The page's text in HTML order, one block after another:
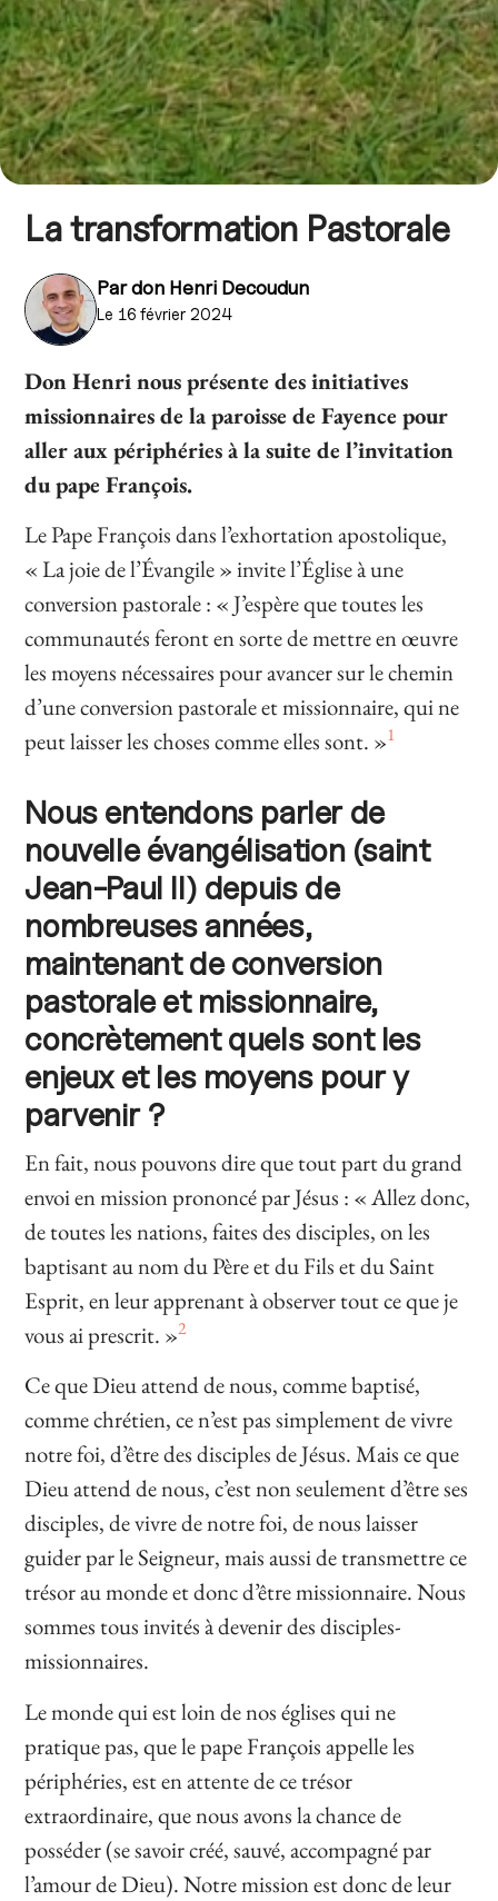
La transformation Pastorale
Pardon Henri Decoudun
Le 16 février 2024
Don Henri nous présente des initiatives
missionnaires de la paroisse de Fayence pour
aller aux périphéries à la suite de l’invitation
du pape François.
Le Pape François dans l’exhortation apostolique,
« La joie de l’Évangile » invite l’Église à une
conversion pastorale : « J’espère que toutes les
communautés feront en sorte de mettre en œuvre
les moyens nécessaires pour avancer sur le chemin
d’une conversion pastorale et missionnaire, qui ne
peut laisser les choses comme elles sont. »1
Nous entendons parler de
nouvelle évangélisation (saint
Jean-Paul II) depuis de
nombreuses années,
maintenant de conversion
pastorale et missionnaire,
concrètement quels sont les
enjeux et les moyens pour y
parvenir ?
En fait, nous pouvons dire que tout part du grand
envoi en mission prononcé par Jésus : « Allez donc,
de toutes les nations, faites des disciples, on les
baptisant au nom du Père et du Fils et du Saint
Esprit, en leur apprenant à observer tout ce que je
vous ai prescrit. »2
Ce que Dieu attend de nous, comme baptisé,
comme chrétien, ce n’est pas simplement de vivre
notre foi, d’être des disciples de Jésus. Mais ce que
Dieu attend de nous, c’est non seulement d’être ses
disciples, de vivre de notre foi, de nous laisser
guider par le Seigneur, mais aussi de transmettre ce
trésor au monde et donc d’être missionnaire. Nous
sommes tous invités à devenir des disciples-
missionnaires.
Le monde qui est loin de nos églises qui ne
pratique pas, que le pape François appelle les
périphéries, est en attente de ce trésor
extraordinaire, que nous avons la chance de
posséder (se savoir créé, sauvé, accompagné par
l’amour de Dieu). Notre mission est donc de leur